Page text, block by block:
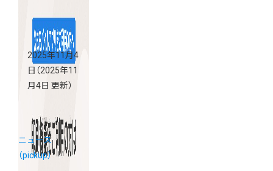
2025年11月4
日 （2025年11
月4日 更新）
ニュース
（pickup）